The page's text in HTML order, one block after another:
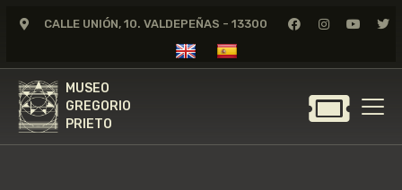
CALLE UNIÓN, 10. VALDEPEÑAS - 13300
MUSEO
GREGORIO
PRIETO
MUSEO
GREGORIO
GREGORIO PRIETO